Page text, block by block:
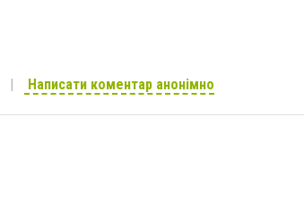
Написати коментар анонімно